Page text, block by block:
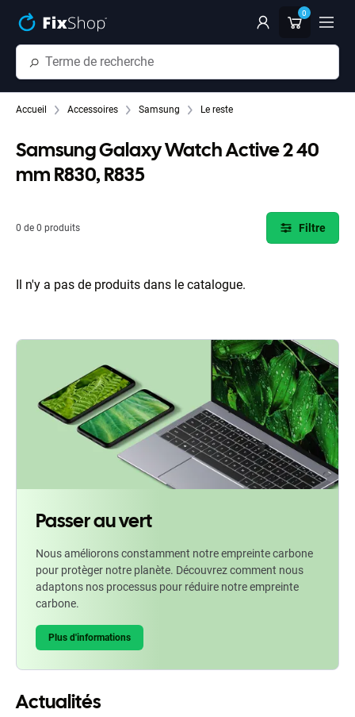
0
Accueil Accessoires Samsung Le reste
Samsung Galaxy Watch Active 2 40
mm R830, R835
0 de 0 produits Filtre
Il n'y a pas de produits dans le catalogue.
Passer au vert
Nous améliorons constamment notre empreinte carbone
pour protèger notre planète. Découvrez comment nous
adaptons nos processus pour réduire notre empreinte
carbone.
Plus d'informations
Actualités